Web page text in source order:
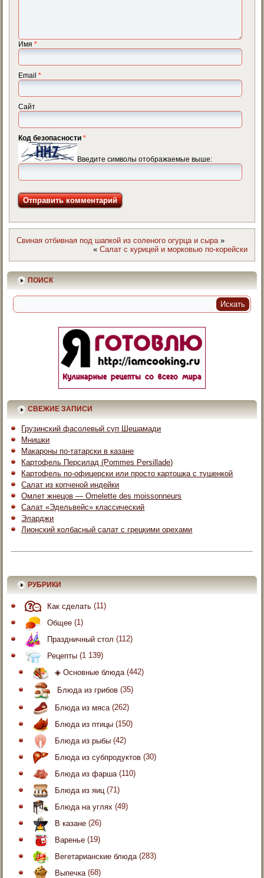
Имя*
Email*
Сайт
Код безопасности*
Введите символы отображаемые выше:
Свиная отбивная под шапкой из соленого огурца и сыра»
« Салат с курицей и морковью по-корейски
ПОИСК
СВЕЖИЕ ЗАПИСИ
Грузинский фасолевый суп Шешамади
Мнишки
Макароны по-татарски в казане
Картофель Персилад (Pommes Persillade)
Картофель по-офицерски или просто картошка с тушенкой
Салат из копченой индейки
Омлет жнецов — Omelette des moissonneurs
Салат «Эдельвейс» классический
Эларджи
Лионский колбасный салат с грецкими орехами
РУБРИКИ
Как сделать (11)
Общее (1)
Праздничный стол (112)
Рецепты (1 139)
◈ Основные блюда (442)
Блюда из грибов (35)
Блюда из мяса (262)
Блюда из птицы (150)
Блюда из рыбы (42)
Блюда из субпродуктов (30)
Блюда из фарша (110)
Блюда из яиц (71)
Блюда на углях (49)
В казане (26)
Варенье (19)
Вегетарианские блюда (283)
Выпечка (68)